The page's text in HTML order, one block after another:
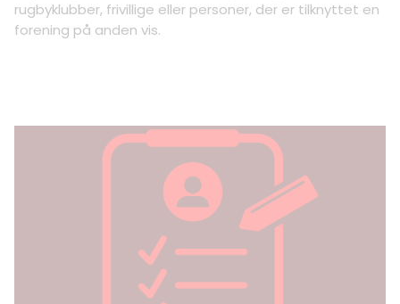
rugbyklubber, frivillige eller personer, der er tilknyttet en
forening på anden vis.